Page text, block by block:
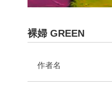
裸婦 GREEN
作者名